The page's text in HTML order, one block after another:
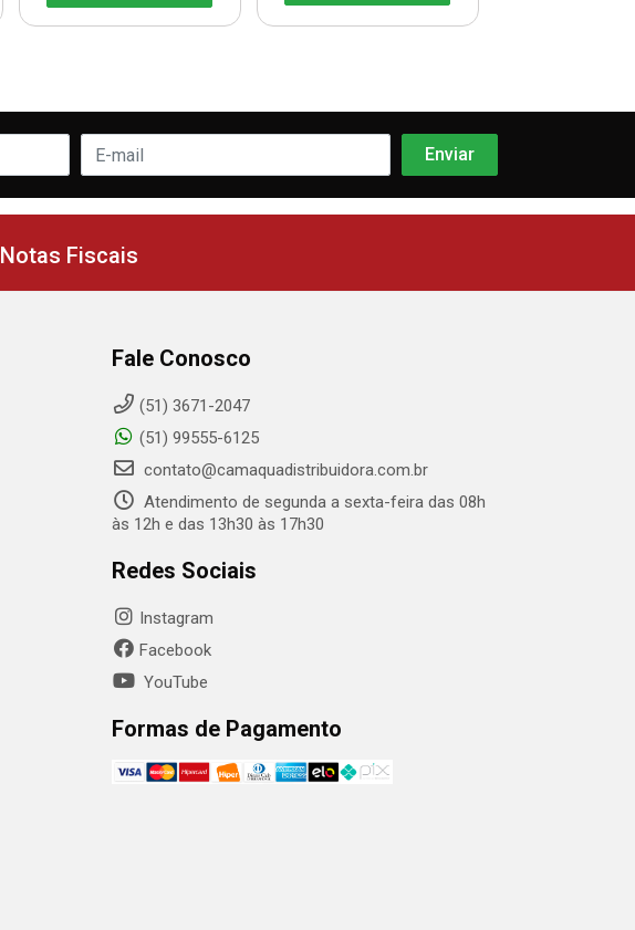
Notas Fiscais
Fale Conosco
(51) 3671-2047
(51) 99555-6125
contato@camaquadistribuidora.com.br
Atendimento de segunda a sexta-feira das 08h
às 12h e das 13h30 às 17h30
Redes Sociais
Instagram
Facebook
YouTube
Formas de Pagamento